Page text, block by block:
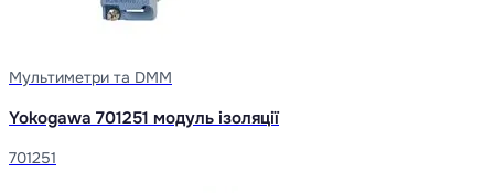
Мультиметри та DMM
Yokogawa 701251 модуль ізоляції
701251